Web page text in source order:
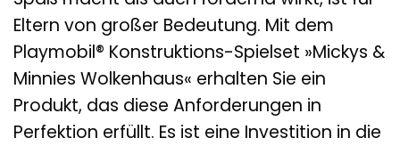
Eltern von großer Bedeutung. Mit dem
Playmobil® Konstruktions-Spielset »Mickys &
Minnies Wolkenhaus« erhalten Sie ein
Produkt, das diese Anforderungen in
Perfektion erfüllt. Es ist eine Investition in die